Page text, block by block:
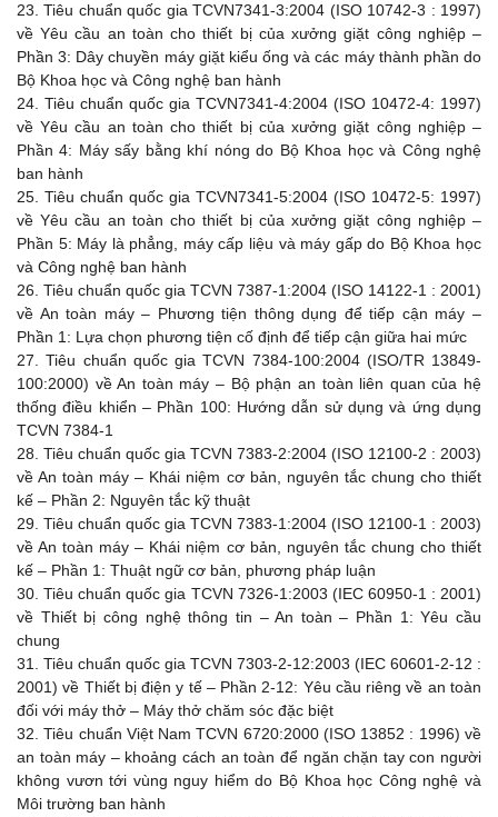
23. Tiêu chuẩn quốc gia TCVN7341-3:2004 (ISO 10742-3 : 1997)
về Yêu cầu an toàn cho thiết bị của xưởng giặt công nghiệp –
Phần 3: Dây chuyền máy giặt kiểu ống và các máy thành phần do
Bộ Khoa học và Công nghệ ban hành
24. Tiêu chuẩn quốc gia TCVN7341-4:2004 (ISO 10472-4: 1997)
về Yêu cầu an toàn cho thiết bị của xưởng giặt công nghiệp –
Phần 4: Máy sấy bằng khí nóng do Bộ Khoa học và Công nghệ
ban hành
25. Tiêu chuẩn quốc gia TCVN7341-5:2004 (ISO 10472-5: 1997)
về Yêu cầu an toàn cho thiết bị của xưởng giặt công nghiệp –
Phần 5: Máy là phẳng, máy cấp liệu và máy gấp do Bộ Khoa học
và Công nghệ ban hành
26. Tiêu chuẩn quốc gia TCVN 7387-1:2004 (ISO 14122-1 : 2001)
về An toàn máy – Phương tiện thông dụng để tiếp cận máy –
Phần 1: Lựa chọn phương tiện cố định để tiếp cận giữa hai mức
27.
Tiêu chuẩn quốc gia TCVN 7384-100:2004 (ISO/TR 13849-
100:2000) về An toàn máy – Bộ phận an toàn liên quan của hệ
thống điều khiển – Phần 100: Hướng dẫn sử dụng và ứng dụng
TCVN 7384-1
28. Tiêu chuẩn quốc gia TCVN 7383-2:2004 (ISO 12100-2 : 2003)
về An toàn máy – Khái niệm cơ bản, nguyên tắc chung cho thiết
kế – Phần 2: Nguyên tắc kỹ thuật
29. Tiêu chuẩn quốc gia TCVN 7383-1:2004 (ISO 12100-1 : 2003)
về An toàn máy – Khái niệm cơ bản, nguyên tắc chung cho thiết
kế – Phần 1: Thuật ngữ cơ bản, phương pháp luận
30. Tiêu chuẩn quốc gia TCVN 7326-1:2003 (IEC 60950-1 : 2001)
về Thiết bị công nghệ thông tin – An toàn – Phần 1: Yêu cầu
chung
31.
Tiêu chuẩn quốc gia TCVN 7303-2-12:2003 (IEC 60601-2-12 :
2001) về Thiết bị điện y tế – Phần 2-12: Yêu cầu riêng về an toàn
đối với máy thở – Máy thở chăm sóc đặc biệt
32. Tiêu chuẩn Việt Nam TCVN 6720:2000 (ISO 13852 : 1996) về
an toàn máy – khoảng cách an toàn để ngăn chặn tay con người
không vươn tới vùng nguy hiểm do Bộ Khoa học Công nghệ và
Môi trường ban hành